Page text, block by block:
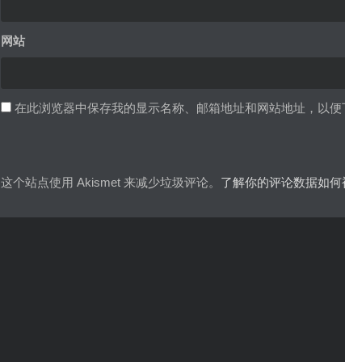
网站
在此浏览器中保存我的显示名称、邮箱地址和网站地址，以便
这个站点使用 Akismet 来减少垃圾评论。 了解你的评论数据如何